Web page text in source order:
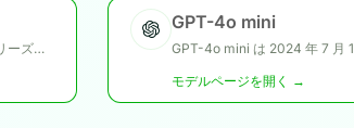
OpenAI o4-mini は 2025年4月16日に oシリーズの一部として公開され、OpenAI o3 と並ぶ効率的な推論特化モデルです。
GPT-4o mini
モデルページを開く →